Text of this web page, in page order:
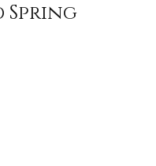
Spring